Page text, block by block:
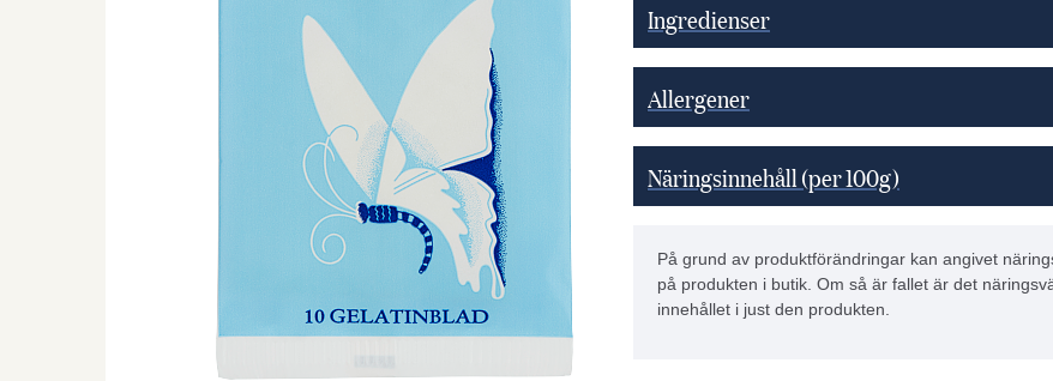
Ingredienser
Allergener
Näringsinnehåll (per 100g)
På grund av produktförändringar kan angivet
på produkten i butik. Om så är fallet är det
innehållet i just den produkten.